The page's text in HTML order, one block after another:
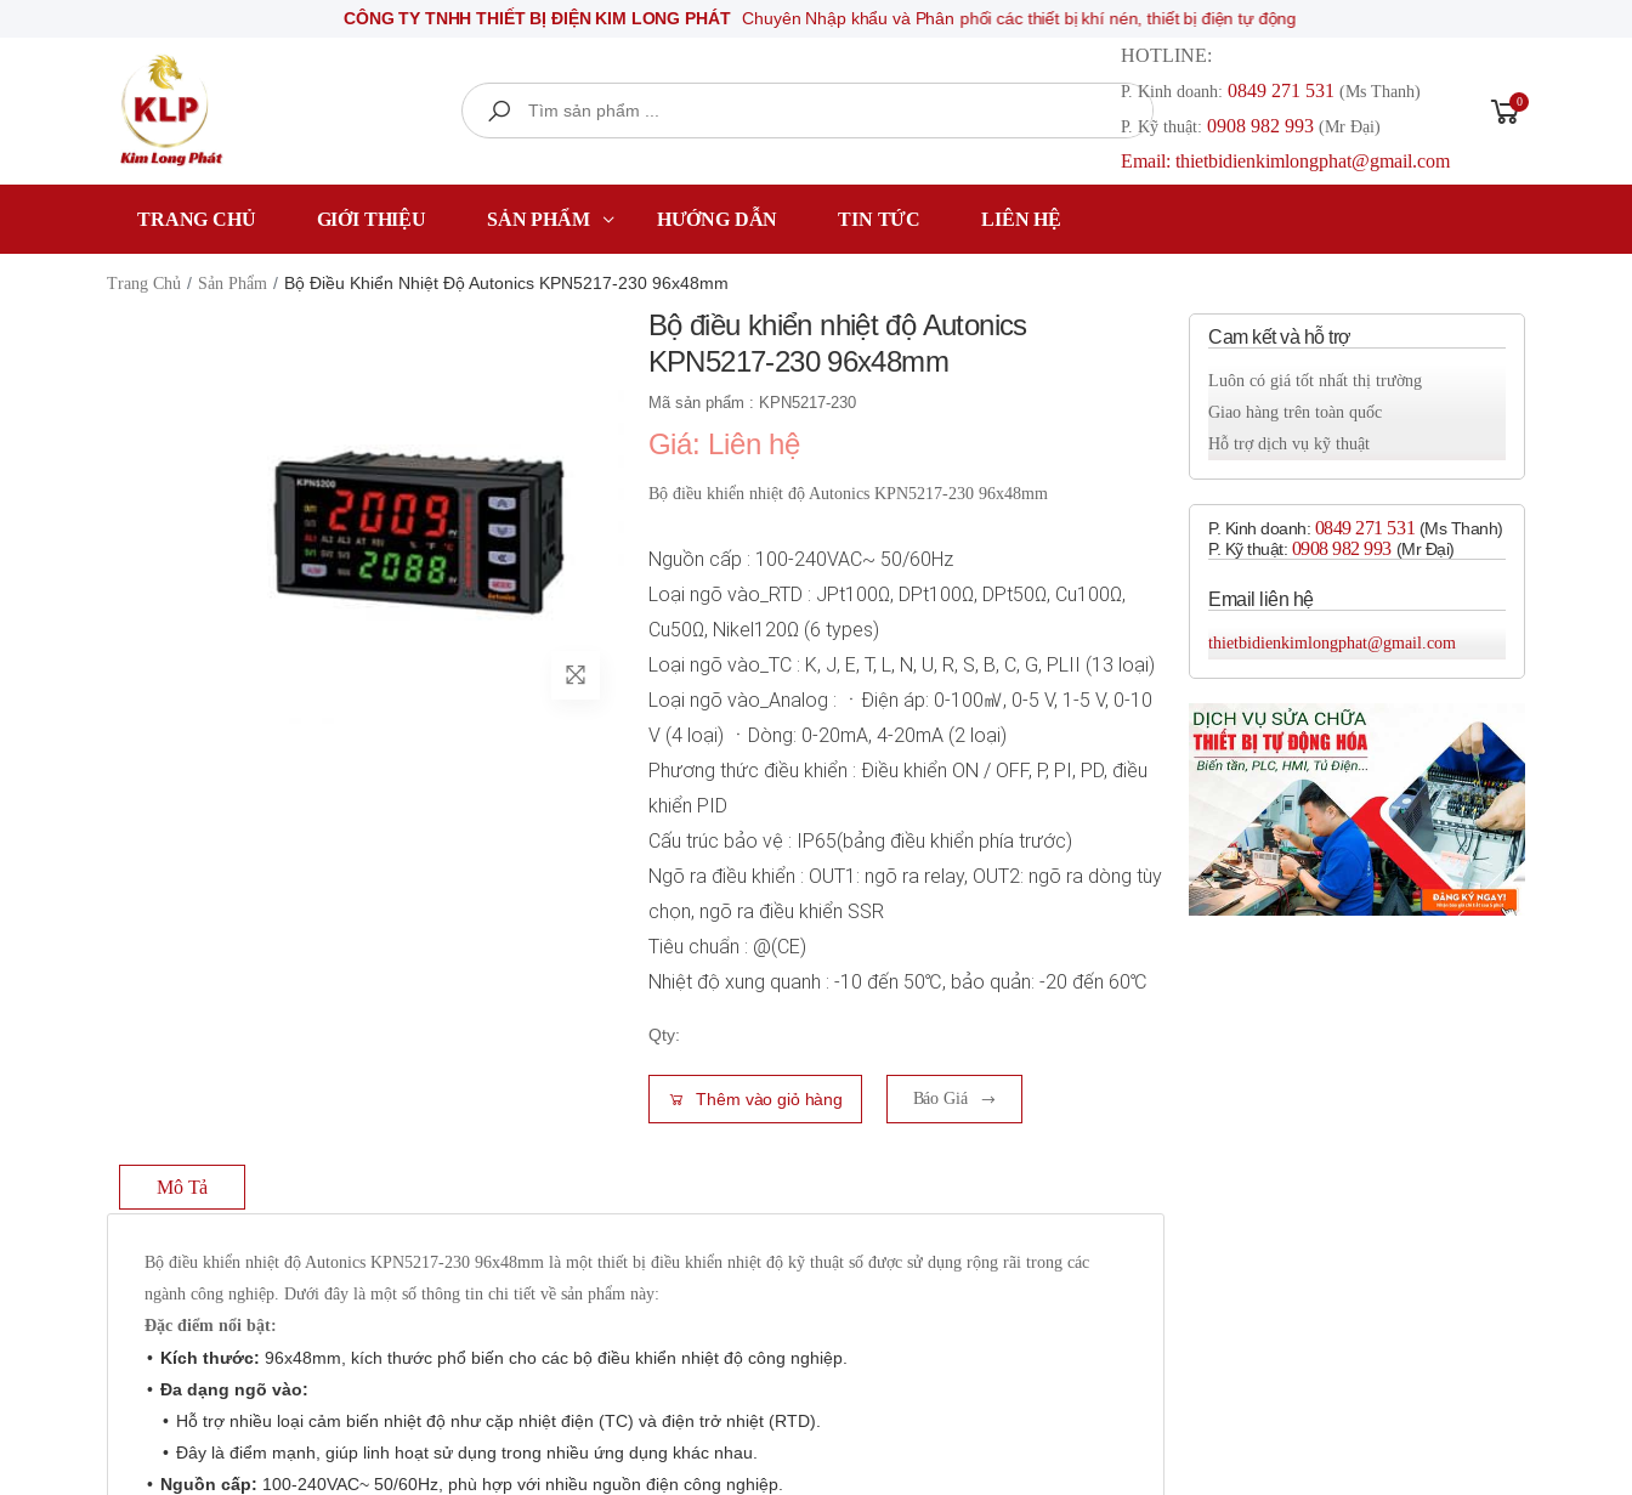
CÔNG TY TNHH THIẾT BỊ ĐIỆN KIM LONG PHÁT Chuyên Nhập khẩu và Phân phối các thiết bị khí nén, thiết bị điện tự động
Search
HOTLINE:
P. Kinh doanh: 0849 271 531 (Ms Thanh)
P. Kỹ thuật: 0908 982 993​ (Mr Đại)
Email: thietbidienkimlongphat@gmail.com
0
TRANG CHỦ GIỚI THIỆU SẢN PHẨM HƯỚNG DẪN TIN TỨC LIÊN HỆ
Trang Chủ Sản Phẩm Bộ Điều Khiển Nhiệt Độ Autonics KPN5217-230 96x48mm
Bộ điều khiển nhiệt độ Autonics
KPN5217-230 96x48mm
Mã sản phẩm : KPN5217-230
Giá: Liên hệ
Bộ điều khiển nhiệt độ Autonics KPN5217-230 96x48mm
Nguồn cấp : 100-240VAC~ 50/60Hz
Loại ngõ vào_RTD : JPt100Ω, DPt100Ω, DPt50Ω, Cu100Ω,
Cu50Ω, Nikel120Ω (6 types)
Loại ngõ vào_TC : K, J, E, T, L, N, U, R, S, B, C, G, PLII (13 loại)
Loại ngõ vào_Analog : ㆍĐiện áp: 0-100㎷, 0-5 V, 1-5 V, 0-10
V (4 loại) ㆍDòng: 0-20mA, 4-20mA (2 loại)
Phương thức điều khiển : Điều khiển ON / OFF, P, PI, PD, điều
khiển PID
Cấu trúc bảo vệ : IP65(bảng điều khiển phía trước)
Ngõ ra điều khiển : OUT1: ngõ ra relay, OUT2: ngõ ra dòng tùy
chọn, ngõ ra điều khiển SSR
Tiêu chuẩn : @(CE)
Nhiệt độ xung quanh : -10 đến 50℃, bảo quản: -20 đến 60℃
Qty:
Thêm vào giỏ hàng Báo Giá
Mô Tả
Bộ điều khiển nhiệt độ Autonics KPN5217-230 96x48mm là một thiết bị điều khiển nhiệt độ kỹ thuật số được sử dụng rộng rãi trong các
ngành công nghiệp. Dưới đây là một số thông tin chi tiết về sản phẩm này:
Đặc điểm nổi bật:
Kích thước: 96x48mm, kích thước phổ biến cho các bộ điều khiển nhiệt độ công nghiệp.
Đa dạng ngõ vào:
Hỗ trợ nhiều loại cảm biến nhiệt độ như cặp nhiệt điện (TC) và điện trở nhiệt (RTD).
Đây là điểm mạnh, giúp linh hoạt sử dụng trong nhiều ứng dụng khác nhau.
Nguồn cấp: 100-240VAC~ 50/60Hz, phù hợp với nhiều nguồn điện công nghiệp.
Cam kết và hỗ trợ
Luôn có giá tốt nhất thị trường
Giao hàng trên toàn quốc
Hỗ trợ dịch vụ kỹ thuật
P. Kinh doanh: 0849 271 531 (Ms Thanh)
P. Kỹ thuật: 0908 982 993​ (Mr Đại)
Email liên hệ
thietbidienkimlongphat@gmail.com